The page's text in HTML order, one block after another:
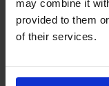
may combine it
provided to them
of their services.
Suivez l'état de
Télécharger les
Les utilisateurs